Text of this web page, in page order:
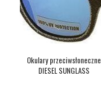
Okulary przeciwsłoneczne
DIESEL SUNGLASS